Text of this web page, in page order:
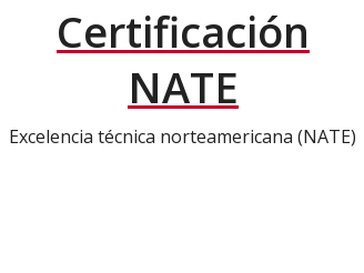
Certificación
NATE
Excelencia técnica norteamericana (NATE)